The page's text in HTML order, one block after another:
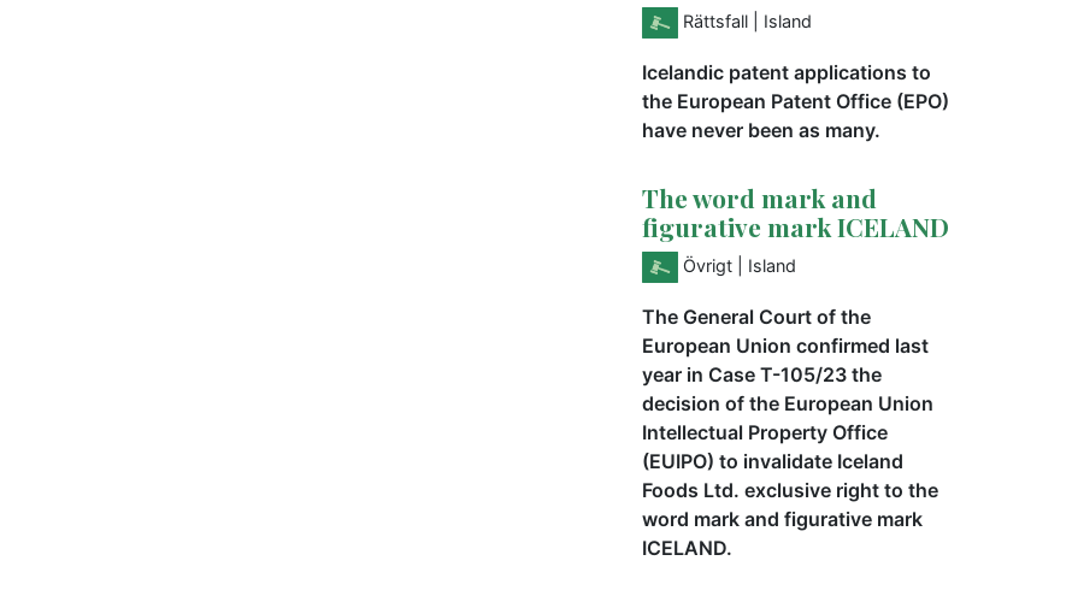
Rättsfall | Island
Icelandic patent applications to
the European Patent Office (EPO)
have never been as many.
The word mark and
figurative mark ICELAND
Övrigt | Island
The General Court of the
European Union confirmed last
year in Case T-105/23 the
decision of the European Union
Intellectual Property Office
(EUIPO) to invalidate Iceland
Foods Ltd. exclusive right to the
word mark and figurative mark
ICELAND.